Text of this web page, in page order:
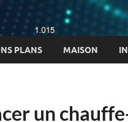
PLANS MAISON
un